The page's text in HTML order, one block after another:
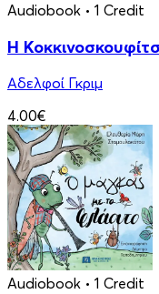
Audiobook • 1 Credit
Η
Αδελφοί Γκριμ
4.00€
Audiobook • 1 Credit